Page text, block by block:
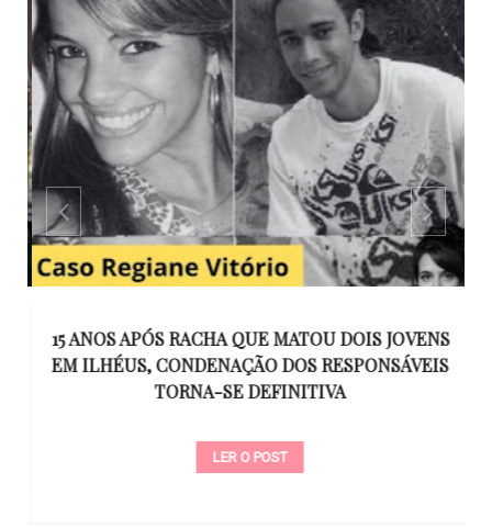
15 ANOS APÓS RACHA QUE MATOU DOIS JOVENS
EM ILHÉUS, CONDENAÇÃO DOS RESPONSÁVEIS
TORNA-SE DEFINITIVA
LER O POST